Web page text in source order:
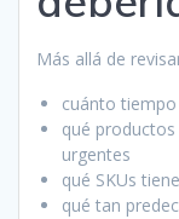
Más allá de
cuánto
qué
urgentes
qué SKUs
qué tan